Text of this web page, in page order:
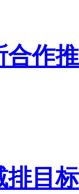
作
目